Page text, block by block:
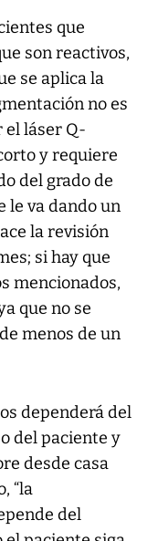
que
son reactivos,
se aplica la
no es
láser Q-
y requiere
del grado de
le va dando un
la revisión
si hay que
mencionados,
que no se
menos de un
dependerá del
del paciente y
desde casa
“la
del